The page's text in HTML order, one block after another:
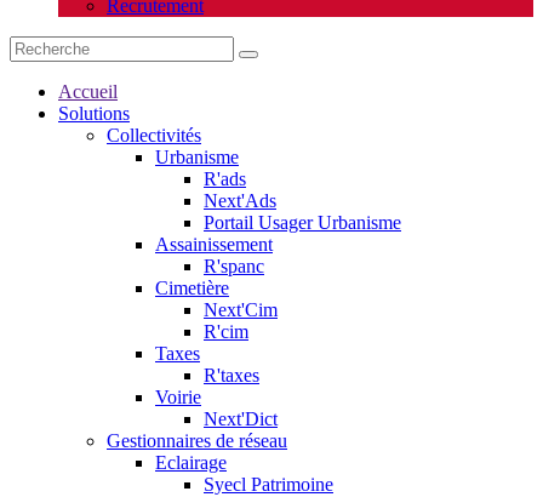
Recrutement
Accueil
Solutions
Collectivités
Urbanisme
R'ads
Next'Ads
Portail Usager Urbanisme
Assainissement
R'spanc
Cimetière
Next'Cim
R'cim
Taxes
R'taxes
Voirie
Next'Dict
Gestionnaires de réseau
Eclairage
Syecl Patrimoine